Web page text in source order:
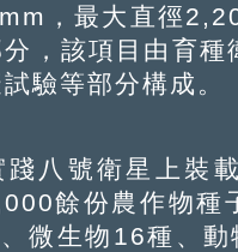
，最大直徑
，該項目由育
驗等部分構成。
號衛星上裝載
餘份農作物種
微生物16種、